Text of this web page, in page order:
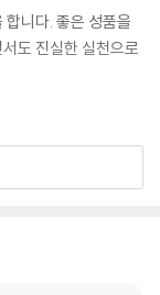
지 알게 된다. 나를
세워 비교하거나 몰
지 못했던 마음은 하
니다. 좋은 성품을
도 진실한 실천으로
과의 관계라는 네